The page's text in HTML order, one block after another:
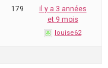
179
il y a 3 années
et 9 mois
louise62